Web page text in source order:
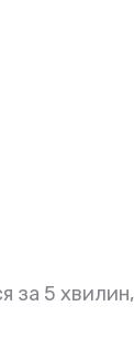
5 хвилин,